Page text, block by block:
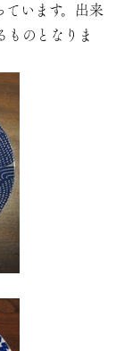
ています。出来
ものとなりま